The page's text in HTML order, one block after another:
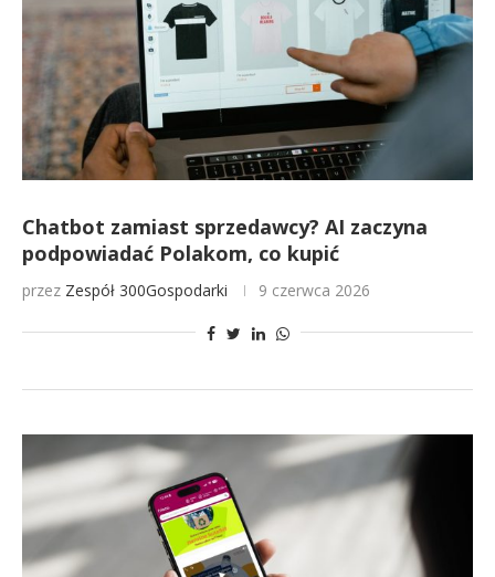
Chatbot zamiast sprzedawcy? AI zaczyna
podpowiadać Polakom, co kupić
przez Zespół 300Gospodarki 9 czerwca 2026